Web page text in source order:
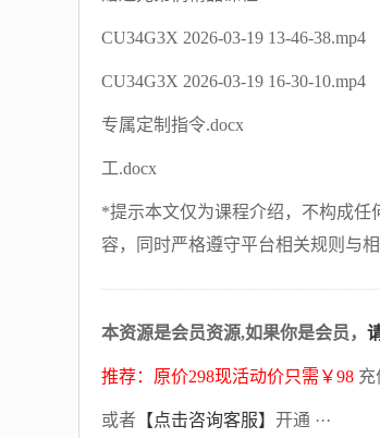
CU34G3X 2026-03-19 13-46-38.mp4
CU34G3X 2026-03-19 16-30-10.mp4
专属定制指令.docx
工.docx
*提示本文仅为课程介绍，不构成
容，同时严格遵守平台相关规则与
本资源是会员资源,如果你是会员，
推荐：原价298现活动价只需￥98 充
或者 【点击咨询客服】 开通 ···